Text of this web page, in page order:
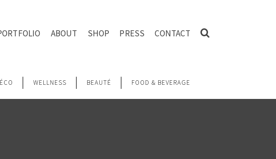
ABOUT SHOP PRESS CONTACT
WELLNESS BEAUTÉ FOOD & BEVERAGE